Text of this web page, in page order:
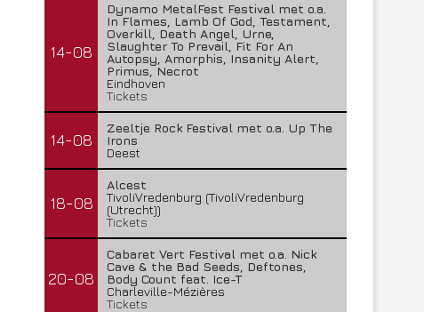
14-08
Dynamo MetalFest Festival met o.a.
In Flames, Lamb Of God, Testament,
Overkill, Death Angel, Urne,
Slaughter To Prevail, Fit For An
Autopsy, Amorphis, Insanity Alert,
Primus, Necrot
Eindhoven
Tickets
14-08
Zeeltje Rock Festival met o.a. Up The
Irons
Deest
18-08
Alcest
TivoliVredenburg (TivoliVredenburg
(Utrecht))
Tickets
20-08
Cabaret Vert Festival met o.a. Nick
Cave & the Bad Seeds, Deftones,
Body Count feat. Ice-T
Charleville-Mézières
Tickets